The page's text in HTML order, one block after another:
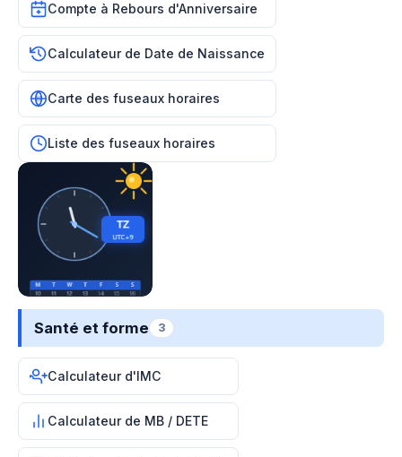
Compte à Rebours d'Anniversaire
Calculateur de Date de Naissance
Carte des fuseaux horaires
Liste des fuseaux horaires
Santé et forme 3
Calculateur d'IMC
Calculateur de MB / DETE